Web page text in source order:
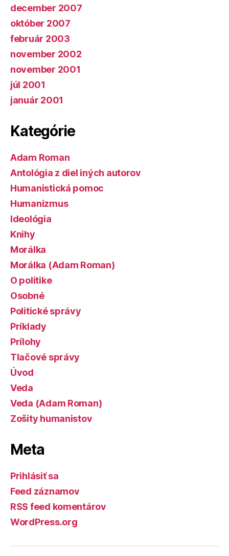
december 2007
október 2007
február 2003
november 2002
november 2001
júl 2001
január 2001
Kategórie
Adam Roman
Antológia z diel iných autorov
Humanistická pomoc
Humanizmus
Ideológia
Knihy
Morálka
Morálka (Adam Roman)
O politike
Osobné
Politické správy
Príklady
Prílohy
Tlačové správy
Úvod
Veda
Veda (Adam Roman)
Zošity humanistov
Meta
Prihlásiť sa
Feed záznamov
RSS feed komentárov
WordPress.org